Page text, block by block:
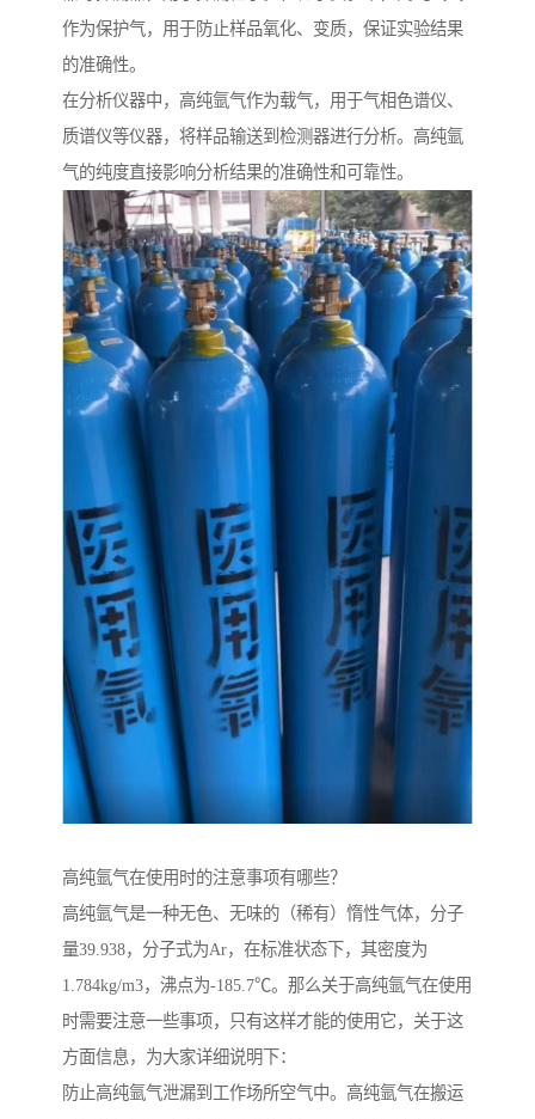
作为保护气，用于防止样品氧化、变质，保证实验结果
的准确性。
在分析仪器中，高纯氩气作为载气，用于气相色谱仪、
质谱仪等仪器，将样品输送到检测器进行分析。高纯氩
气的纯度直接影响分析结果的准确性和可靠性。
高纯氩气在使用时的注意事项有哪些？
高纯氩气是一种无色、无味的（稀有）惰性气体，分子
量39.938，分子式为Ar，在标准状态下，其密度为
1.784kg/m3，沸点为-185.7℃。那么关于高纯氩气在使用
时需要注意一些事项，只有这样才能的使用它，关于这
方面信息，为大家详细说明下：
防止高纯氩气泄漏到工作场所空气中。高纯氩气在搬运